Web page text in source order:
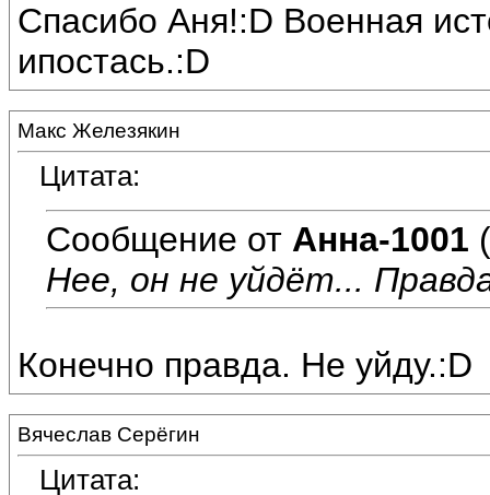
Спасибо Аня!:D Военная
ипостась.:D
Макс Железякин
Цитата:
Сообщение от Анна-1001
Нее, он не уйдёт...
Конечно правда. Не уйду.:D
Вячеслав Серёгин
Цитата: